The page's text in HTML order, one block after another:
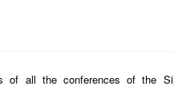
all the conferences of the